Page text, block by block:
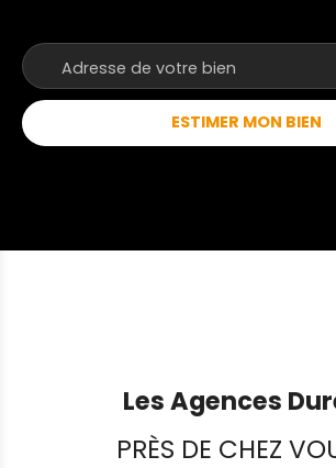
de 8h00 à 19h00, sans interruption.
Adresse de votre bien
ESTIMER MON BIEN
Les Agences
PRÈS DE CHEZ